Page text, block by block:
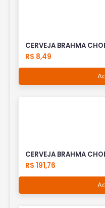
CERVEJA BRAHMA
R$ 8,49
CERVEJA BRAHMA
R$ 191,76